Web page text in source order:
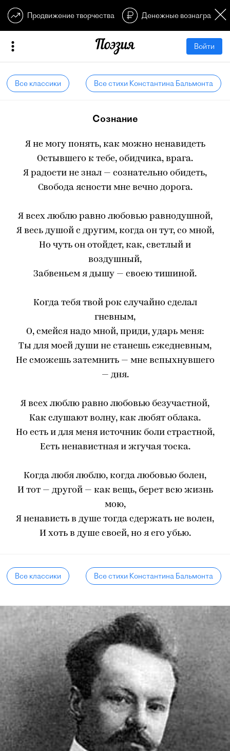
Продвижение творчества Денежные
Войти
Все классики Все стихи Константина Бальмонта
Сознание
Я не могу понять, как можно ненавидеть
Остывшего к тебе, обидчика, врага.
Я радости не знал — сознательно обидеть,
Свобода ясности мне вечно дорога.
Я всех люблю равно любовью равнодушной,
Я весь душой с другим, когда он тут, со мной,
Но чуть он отойдет, как, светлый и
воздушный,
Забвеньем я дышу — своею тишиной.
Когда тебя твой рок случайно сделал
гневным,
О, смейся надо мной, приди, ударь меня:
Ты для моей души не станешь ежедневным,
Не сможешь затемнить — мне вспыхнувшего
— дня.
Я всех люблю равно любовью безучастной,
Как слушают волну, как любят облака.
Но есть и для меня источник боли страстной,
Есть ненавистная и жгучая тоска.
Когда любя люблю, когда любовью болен,
И тот — другой — как вещь, берет всю жизнь
мою,
Я ненависть в душе тогда сдержать не волен,
И хоть в душе своей, но я его убью.
Все классики Все стихи Константина Бальмонта